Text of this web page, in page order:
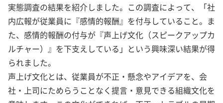
実態調査の結果を紹介しました。この調査によって、「社
内広報が従業員に『感情的報酬』を付与していること。ま
た、感情的報酬の付与が『声上げ文化（スピークアップカ
ルチャー）』を下支えしている」という興味深い結果が得
られました。
声上げ文化とは、従業員が不正・懸念やアイデアを、会
社・上司にためらうことなく提言・意見できる組織文化を